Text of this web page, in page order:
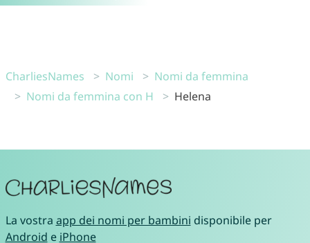
CharliesNames Nomi
Nomi da femmina
Nomi da femmina con H
Helena
La vostra app dei nomi per bambini disponibile per
Android e iPhone